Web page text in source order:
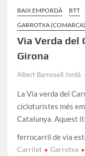
BAIX EMPORDÀ BTT
GARROTXA (COMARCA)
Via Verda del
Girona
Albert Barnosell Jordà
La Via verda del
cicloturistes més
Catalunya. Aquest
ferrocarril de via
Carrilet Garrotxa